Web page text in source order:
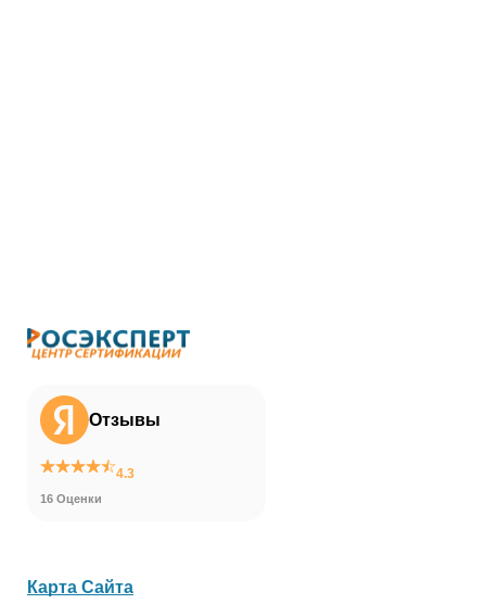
Отзывы
4.3
16 Оценки
Карта Сайта